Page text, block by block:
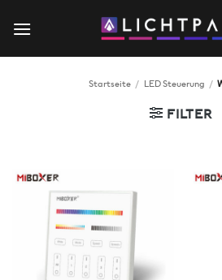
Inhalt
Startseite / LED Steuerung /
FILTER